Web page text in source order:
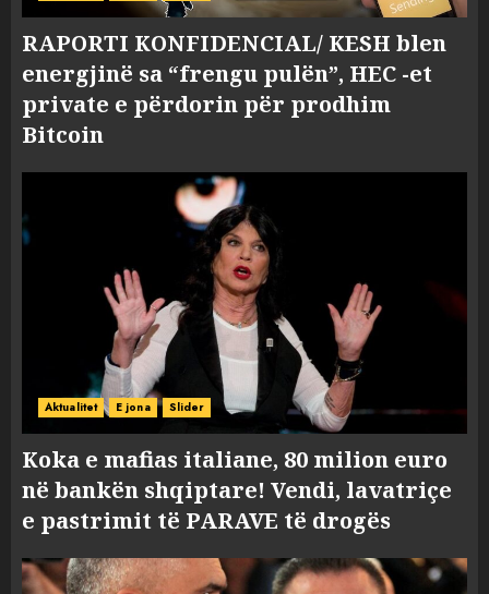
RAPORTI KONFIDENCIAL/ KESH blen
energjinë sa “frengu pulën”, HEC -et
private e përdorin për prodhim
Bitcoin
Aktualitet E jona Slider
Koka e mafias italiane, 80 milion euro
në bankën shqiptare! Vendi, lavatriçe
e pastrimit të PARAVE të drogës